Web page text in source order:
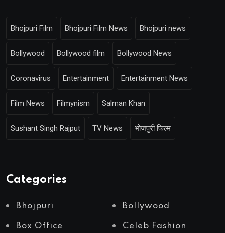
Bhojpuri Film Bhojpuri Film News Bhojpuri news
Bollywood Bollywood film Bollywood News
Coronavirus Entertainment Entertainment News
Film News Filmynism Salman Khan
Sushant Singh Rajput TV News भोजपुरी फिल्म
Categories
Bhojpuri Bollywood
Box Office Celeb Fashion